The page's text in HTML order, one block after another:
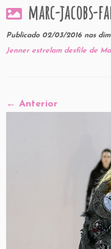
marc-jacobs-
Publicado 02/03/2016 nas
Jenner estrelam desfile de
← Anterior